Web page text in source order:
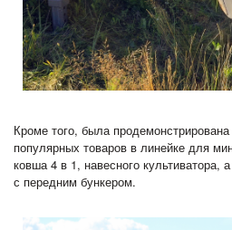
Кроме того, была
популярных товаров в линейке для
ковша 4 в 1, навесного культиватора,
с передним бункером.